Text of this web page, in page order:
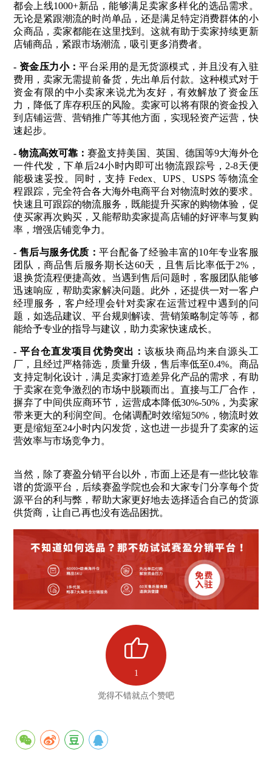
都会上线1000+新品，能够满足卖家多样化的选品需求。
无论是紧跟潮流的时尚单品，还是满足特定消费群体的小
众商品，卖家都能在这里找到。这就有助于卖家持续更新
店铺商品，紧跟市场潮流，吸引更多消费者。
- 资金压力小：平台采用的是无货源模式，并且没有入驻
费用，卖家无需提前备货，先出单后付款。这种模式对于
资金有限的中小卖家来说尤为友好，有效解放了资金压
力，降低了库存积压的风险。卖家可以将有限的资金投入
到店铺运营、营销推广等其他方面，实现轻资产运营，快
速起步。
- 物流高效可靠：赛盈支持美国、英国、德国等9大海外仓
一件代发，下单后24小时内即可出物流跟踪号，2-8天便
能极速妥投。同时，支持 Fedex、UPS、USPS 等物流全
程跟踪，完全符合各大海外电商平台对物流时效的要求。
快速且可跟踪的物流服务，既能提升买家的购物体验，促
使买家再次购买，又能帮助卖家提高店铺的好评率与复购
率，增强店铺竞争力。
- 售后与服务优质：平台配备了经验丰富的10年专业客服
团队，商品售后服务期长达60天，且售后比率低于2%，
退换货流程便捷高效。当遇到售后问题时，客服团队能够
迅速响应，帮助卖家解决问题。此外，还提供一对一客户
经理服务，客户经理会针对卖家在运营过程中遇到的问
题，如选品建议、平台规则解读、营销策略制定等等，都
能给予专业的指导与建议，助力卖家快速成长。
- 平台仓直发项目优势突出：该板块商品均来自源头工
厂，且经过严格筛选，质量升级，售后率低至0.4%。商品
支持定制化设计，满足卖家打造差异化产品的需求，有助
于卖家在竞争激烈的市场中脱颖而出。直接与工厂合作，
摒弃了中间供应商环节，运营成本降低30%-50%，为卖家
带来更大的利润空间。仓储调配时效缩短50%，物流时效
更是缩短至24小时内闪发货，这也进一步提升了卖家的运
营效率与市场竞争力。
当然，除了赛盈分销平台以外，市面上还是有一些比较靠
谱的货源平台，后续赛盈学院也会和大家专门分享每个货
源平台的利与弊，帮助大家更好地去选择适合自己的货源
供货商，让自己再也没有选品困扰。
1
觉得不错就点个赞吧